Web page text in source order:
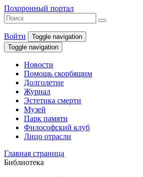
Похоронный портал
Войти
Toggle navigation
Toggle navigation
Новости
Помощь скорбящим
Долголетие
Журнал
Эстетика смерти
Музей
Парк памяти
Философский клуб
Лицо отрасли
Главная страница
Библиотека